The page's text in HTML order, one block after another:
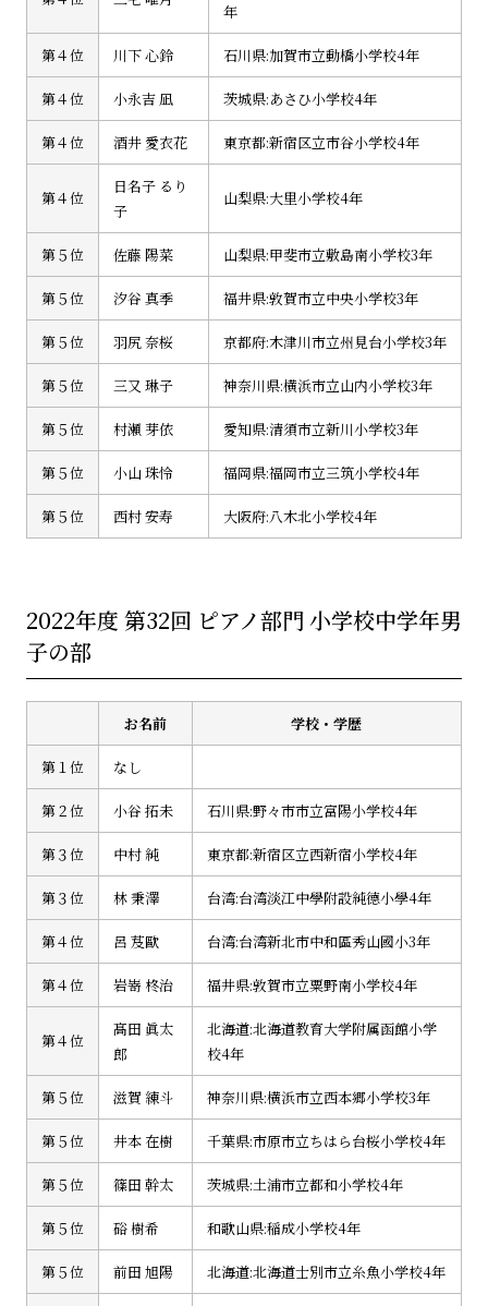
年
第４位 川下 心鈴 石川県:加賀市立動橋小学校4年
第４位 小永吉 凪 茨城県:あさひ小学校4年
第４位 酒井 愛衣花 東京都:新宿区立市谷小学校4年
第４位
日名子 るり
子
山梨県:大里小学校4年
第５位 佐藤 陽菜 山梨県:甲斐市立敷島南小学校3年
第５位 汐谷 真季 福井県:敦賀市立中央小学校3年
第５位 羽尻 奈桜 京都府:木津川市立州見台小学校3年
第５位 三又 琳子 神奈川県:横浜市立山内小学校3年
第５位 村瀬 芽依 愛知県:清須市立新川小学校3年
第５位 小山 珠怜 福岡県:福岡市立三筑小学校4年
第５位 西村 安寿 大阪府:八木北小学校4年
2022年度 第32回 ピアノ部門 小学校中学年男
子の部
お名前 学校・学歴
第１位 なし
第２位 小谷 拓未 石川県:野々市市立富陽小学校4年
第３位 中村 純 東京都:新宿区立西新宿小学校4年
第３位 林 秉澤 台湾:台湾淡江中學附設純德小學4年
第４位 呂 芨歐 台湾:台湾新北市中和區秀山國小3年
第４位 岩嵜 柊治 福井県:敦賀市立粟野南小学校4年
第４位
髙田 眞太
郎
北海道:北海道教育大学附属函館小学
校4年
第５位 滋賀 練斗 神奈川県:横浜市立西本郷小学校3年
第５位 井本 在樹 千葉県:市原市立ちはら台桜小学校4年
第５位 篠田 幹太 茨城県:土浦市立都和小学校4年
第５位 硲 樹希 和歌山県:稲成小学校4年
第５位 前田 旭陽 北海道:北海道士別市立糸魚小学校4年